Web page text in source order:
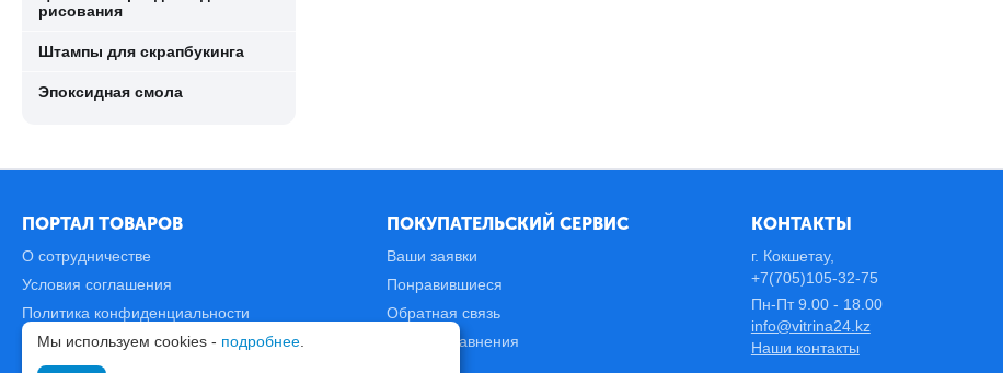
рисования
Штампы для скрапбукинга
Эпоксидная смола
ПОРТАЛ ТОВАРОВ
О сотрудничестве
Условия соглашения
Политика конфиденциальности
Карта сайта
ПОКУПАТЕЛЬСКИЙ СЕРВИС
Ваши заявки
Понравившиеся
Обратная связь
Список сравнения
КОНТАКТЫ
г. Кокшетау,
+7(705)105-32-75
Пн-Пт 9.00 - 18.00
info@vitrina24.kz
Наши контакты
Мы используем cookies - подробнее